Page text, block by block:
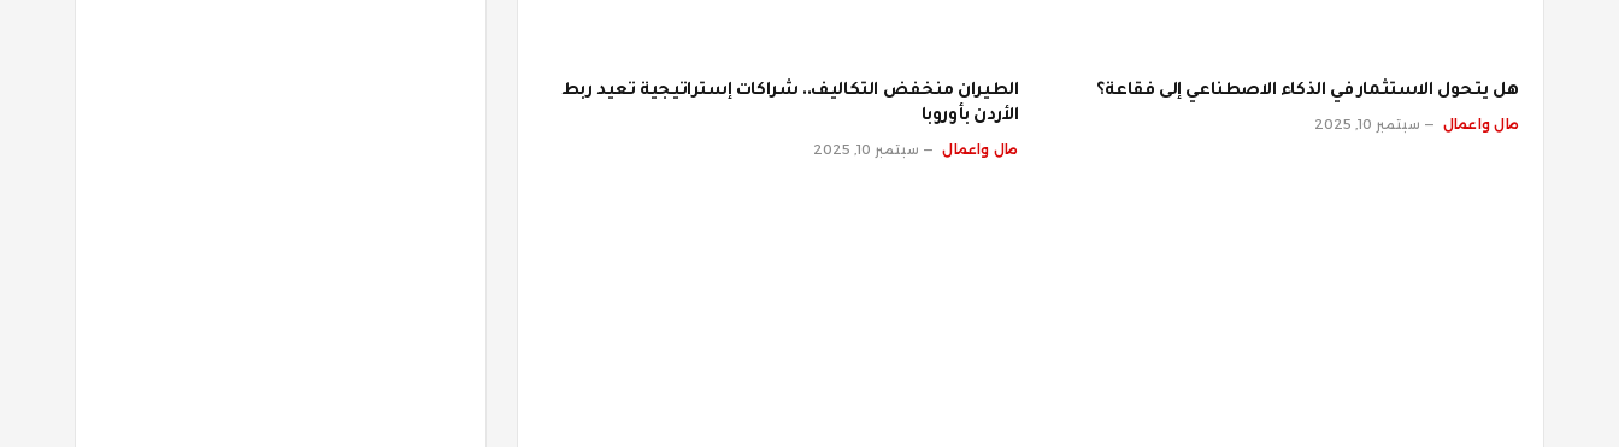
هل يتحول الاستثمار في الذكاء الاصطناعي إلى فقاعة؟
مال واعمال سبتمبر 10, 2025
الطيران منخفض التكاليف.. شراكات إستراتيجية تعيد ربط
الأردن بأوروبا
مال واعمال سبتمبر 10, 2025